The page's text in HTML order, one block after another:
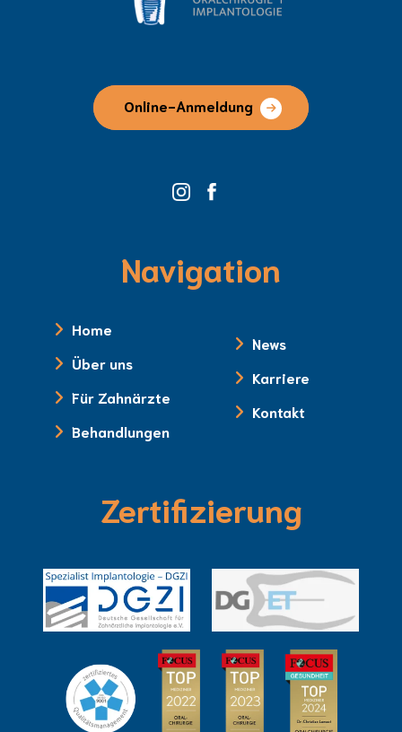
Online-Anmeldung
Navigation
Home
Über uns
Für Zahnärzte
Behandlungen
News
Karriere
Kontakt
Zertifizierung